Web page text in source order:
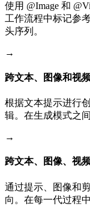
使用 @Image 和
工作流程中标记参
头序列。
→
跨文本、图像和视
根据文本提示进行
辑。在生成模式之
→
跨文本、图像、视
通过提示、图像和
向。在每一代过程